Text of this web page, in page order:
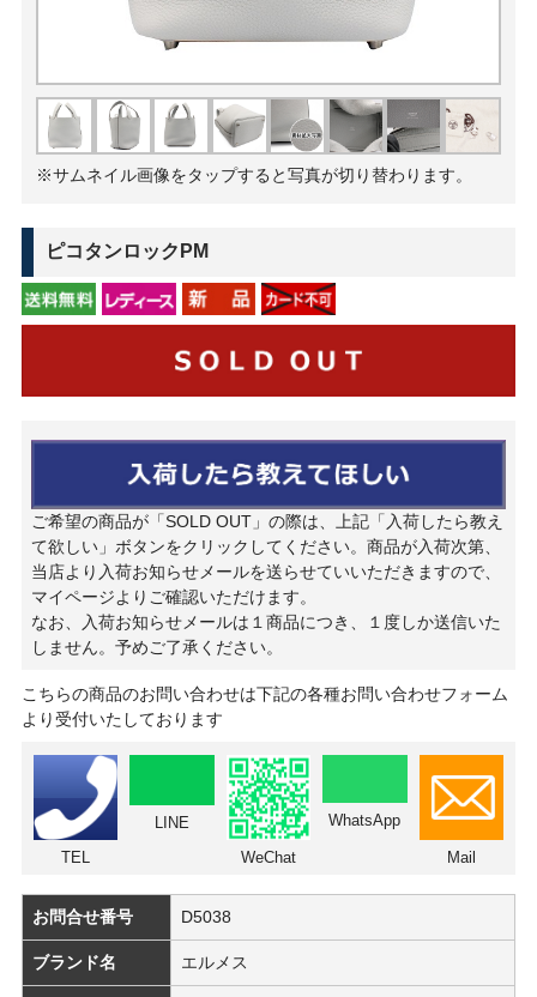
※サムネイル画像をタップすると写真が切り替わります。
ピコタンロックPM
ご希望の商品が「SOLD OUT」の際は、上記「入荷したら教え
て欲しい」ボタンをクリックしてください。商品が入荷次第、
当店より入荷お知らせメールを送らせていいただきますので、
マイページよりご確認いただけます。
なお、入荷お知らせメールは１商品につき、１度しか送信いた
しません。予めご了承ください。
こちらの商品のお問い合わせは下記の各種お問い合わせフォーム
より受付いたしております
TEL
LINE
WeChat
WhatsApp
Mail
お問合せ番号 D5038
ブランド名 エルメス